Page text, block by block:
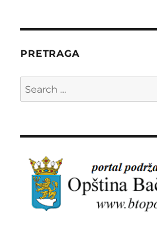
PRETRAGA
Search
for: